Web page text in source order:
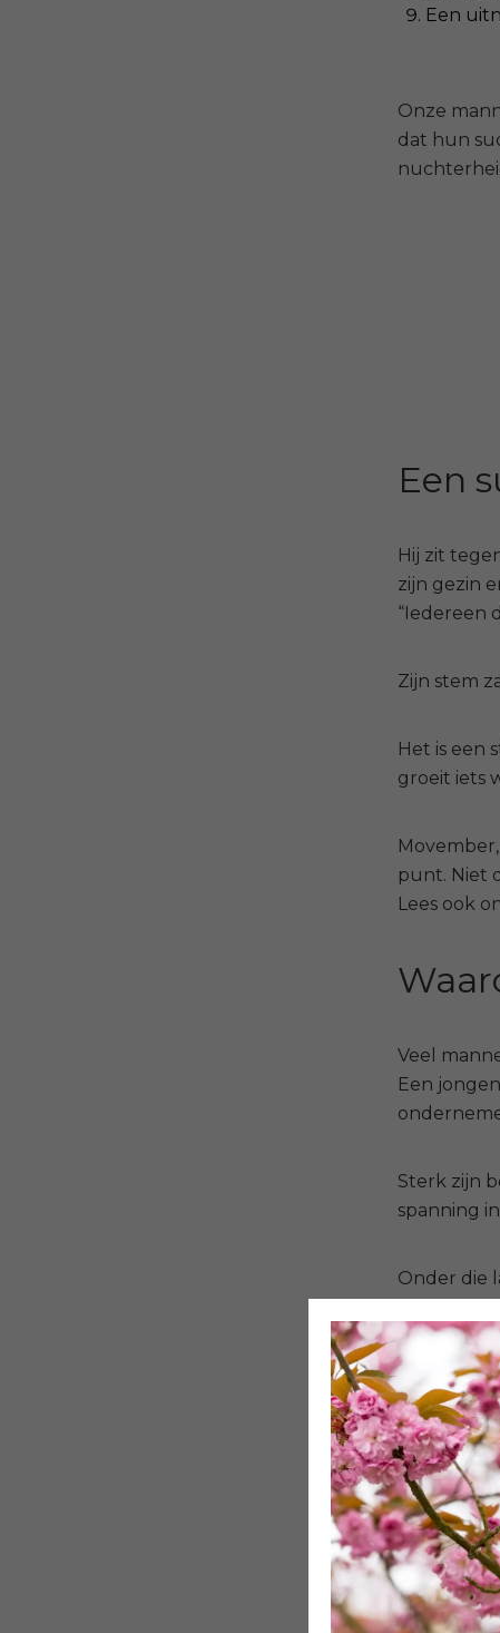
Een
Onze
dat hun
Een
Hij zit
zijn gezin
“Iedereen
Zijn stem
Het is een
groeit iets
punt. Niet
Lees ook
Veel
Een
Sterk zijn
spanning
Onder die
maar
En dus
ook ons
De
Dat is het
masker